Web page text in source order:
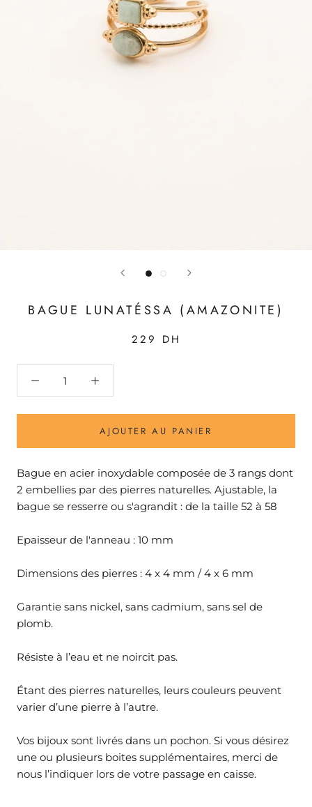
BAGUE LUNATÉSSA (AMAZONITE)
229 DH
AJOUTER AU PANIER
Bague en acier inoxydable composée de 3 rangs dont
2 embellies par des pierres naturelles. Ajustable, la
bague se resserre ou s'agrandit : de la taille 52 à 58
Epaisseur de l'anneau : 10 mm
Dimensions des pierres : 4 x 4 mm / 4 x 6 mm
Garantie sans nickel, sans cadmium, sans sel de
plomb.
Résiste à l’eau et ne noircit pas.
Étant des pierres naturelles, leurs couleurs peuvent
varier d’une pierre à l’autre.
Vos bijoux sont livrés dans un pochon. Si vous désirez
une ou plusieurs boites supplémentaires, merci de
nous l’indiquer lors de votre passage en caisse.